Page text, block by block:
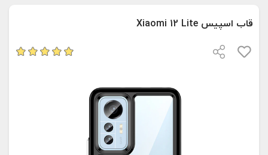
قاب اسپیس Xiaomi 12 Lite